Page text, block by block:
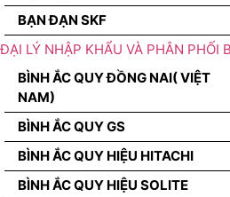
BẠN ĐẠN SKF
ĐẠI LÝ NHẬP KHẨU VÀ PHÂN PHỐI
BÌNH ẮC QUY ĐỒNG NAI( VIỆT
NAM)
BÌNH ẮC QUY GS
BÌNH ẮC QUY HIỆU HITACHI
BÌNH ẮC QUY HIỆU SOLITE